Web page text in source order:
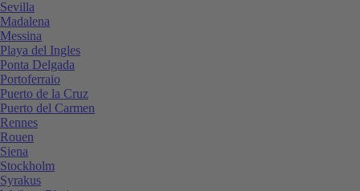
Sevilla
Madalena
Messina
Playa del Ingles
Ponta Delgada
Portoferraio
Puerto de la Cruz
Puerto del Carmen
Rennes
Rouen
Siena
Stockholm
Syrakus